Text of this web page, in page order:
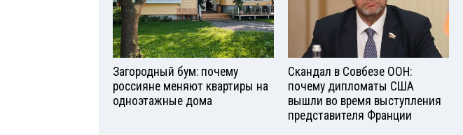
Загородный бум: почему
россияне меняют квартиры на
одноэтажные дома
Скандал в Совбезе ООН:
почему дипломаты США
вышли во время выступления
представителя Франции